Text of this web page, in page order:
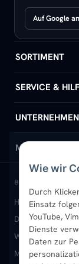
Wie wir
Durch
Einsatz
YouTube,
Dienste
Daten zur
Auf Google
SORTIMENT
Badheizkörper
Design-
Vertikal-
Heizkörper-
SERVICE &
Hilfe & Kontakt
Versand &
Rückgabe &
Garantie &
Montageservice
UNTERNEHMEN
Wir über uns
Standort &
B2B-Kunden
Karriere
MEIN KONTO
Anmelden /
Merkliste
Newsletter
BELIEBTE
Heizkörper kaufen
Design-Heizkörper
Wandheizkörper
Mischbetrieb-